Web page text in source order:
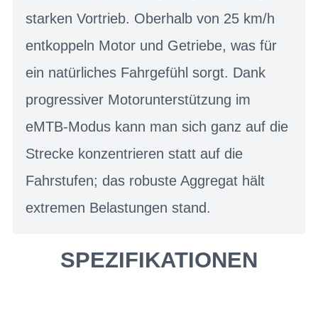
starken Vortrieb. Oberhalb von 25 km/h
entkoppeln Motor und Getriebe, was für
ein natürliches Fahrgefühl sorgt. Dank
progressiver Motorunterstützung im
eMTB-Modus kann man sich ganz auf die
Strecke konzentrieren statt auf die
Fahrstufen; das robuste Aggregat hält
extremen Belastungen stand.
SPEZIFIKATIONEN